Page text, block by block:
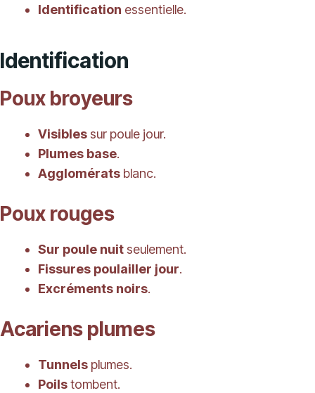
Identification essentielle.
Identification
Poux broyeurs
Visibles sur poule jour.
Plumes base.
Agglomérats blanc.
Poux rouges
Sur poule nuit seulement.
Fissures poulailler jour.
Excréments noirs.
Acariens plumes
Tunnels plumes.
Poilstombent.